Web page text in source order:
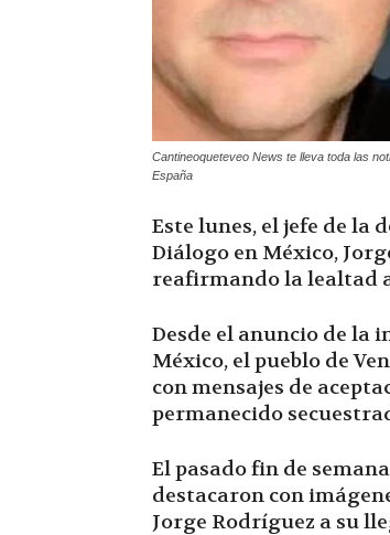
Cantineoqueteveo News te lleva toda las
España
Este lunes, el jefe de la
Diálogo en México,
reafirmando la lealtad
Desde el anuncio de la
México, el pueblo de
con mensajes de
permanecido
El pasado fin de
destacaron con
Jorge Rodríguez a su